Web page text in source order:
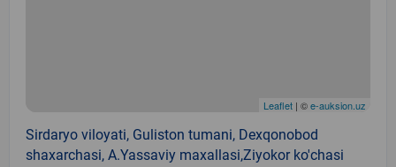
Leaflet | ©e-auksion.uz
Sirdaryo viloyati, Guliston tumani, Dexqonobod
shaxarchasi, A.Yassaviy maxallasi,Ziyokor ko'chasi